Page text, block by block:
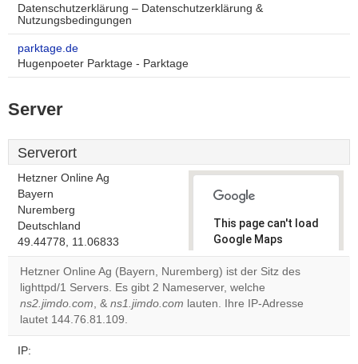
Datenschutzerklärung – Datenschutzerklärung &
Nutzungsbedingungen
parktage.de
Hugenpoeter Parktage - Parktage
Server
Serverort
Hetzner Online Ag
Bayern
Nuremberg
Deutschland
49.44778, 11.06833
This page can't load
Google Maps
correctly.
Do you
own this
Hetzner Online Ag (Bayern, Nuremberg) ist der Sitz des
lighttpd/1 Servers. Es gibt 2 Nameserver, welche
ns2.jimdo.com, & ns1.jimdo.com lauten. Ihre IP-Adresse
lautet 144.76.81.109.
IP: